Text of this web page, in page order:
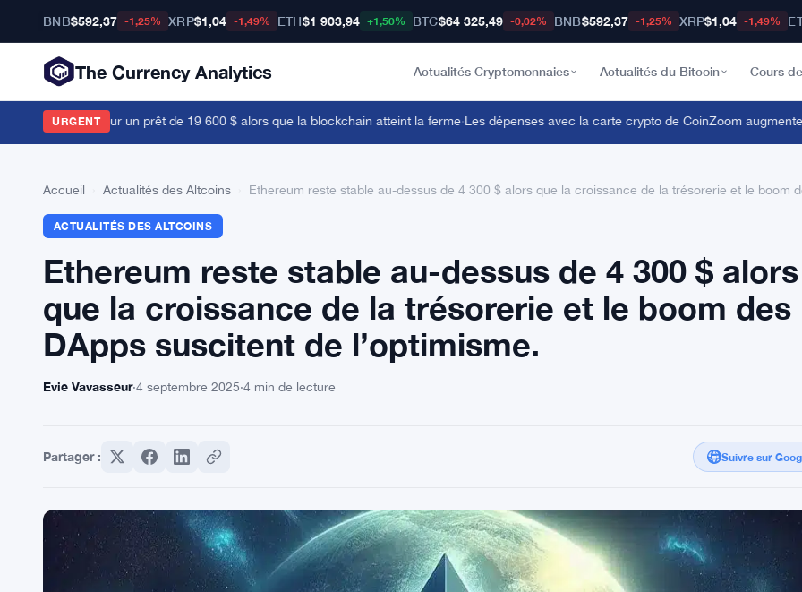
BNB$592,37 -1,25% XRP$1,04 -1,49% ETH$1 903,94 +1,50% BTC$64 325,49 -0,02% BNB$592,37 -1,25% XRP$1,04 -1,49%
The Currency Analytics Actualités Cryptomonnaies Actualités du Bitcoin Cours
URGENT
du bétail pour un prêt de 19 600 $ alors que la blockchain atteint la ferme·Les dépenses avec la carte crypto de CoinZoom
Accueil Actualités des Altcoins Ethereum reste stable au-dessus de 4 300 $ alors que la croissance de la trésorerie et le boom
ACTUALITÉS DES ALTCOINS
Ethereum reste stable au-dessus de 4 300 $ alors
que la croissance de la trésorerie et le boom des
DApps suscitent de l’optimisme.
Evie Vavasseur·4 septembre 2025·4 min de lecture
Partager : Suivre sur